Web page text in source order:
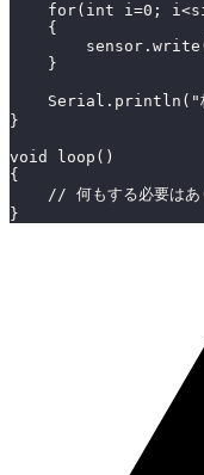
for(int i=0;
    {
    }
Serial.println("
}
void loop()
{
// 何もする必要はあ
}